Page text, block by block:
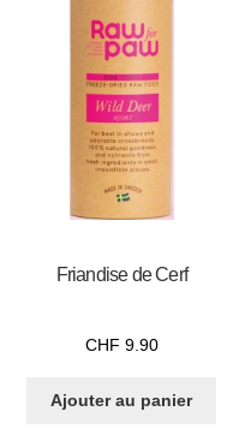
Friandise de Cerf
CHF 9.90
Ajouter au panier